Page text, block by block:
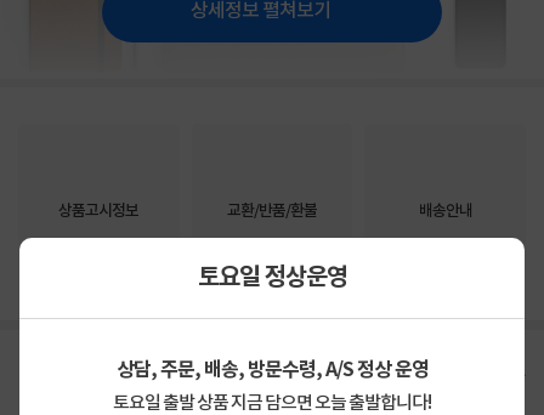
토요일 정상운영
상담, 주문, 배송, 방문수령, A/S 정상 운영
토요일 출발 상품 지금 담으면 오늘 출발합니다!
상세정보 펼쳐보기
상품고시정보 교환/반품/환불 배송안내
잘못된 상품정보가 있으면 알려주세요.
지금 후기쓰면 적립금 2배!